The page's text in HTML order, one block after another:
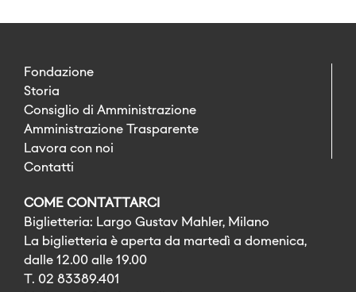
Fondazione
Storia
Consiglio di Amministrazione
Amministrazione Trasparente
Lavora con noi
Contatti
COME CONTATTARCI
Biglietteria: Largo Gustav Mahler, Milano
La biglietteria è aperta da martedì a domenica,
dalle 12.00 alle 19.00
T. 02 83389.401